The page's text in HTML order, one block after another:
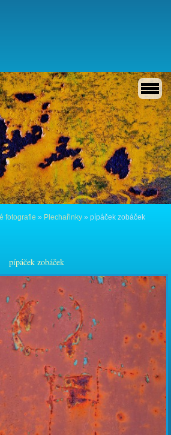
fotografie » Plechařinky » pípáček zobáček
pípáček zobáček